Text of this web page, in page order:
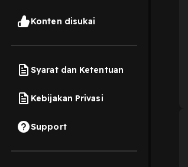
Konten disukai
Syarat dan Ketentuan
Kebijakan Privasi
Support